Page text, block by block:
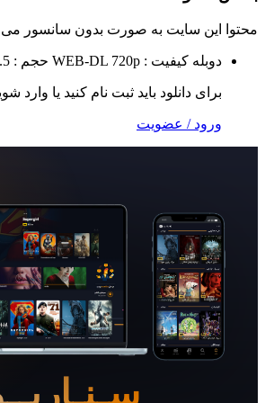
سایت به صورتبدون سانسورمی باشد
کیفیت : WEB-DL 720p حجم : 1.5 GB
دانلود باید ثبت نام کنید یا وارد شوید
/ عضویت
سـنـاریــو